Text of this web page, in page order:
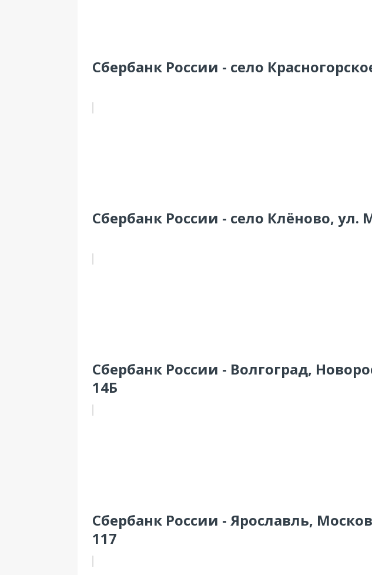
Сбербанк России - село
Сбербанк России - село Клёново, ул.
Сбербанк России - Волгоград,
14Б
Сбербанк России - Ярославль,
117